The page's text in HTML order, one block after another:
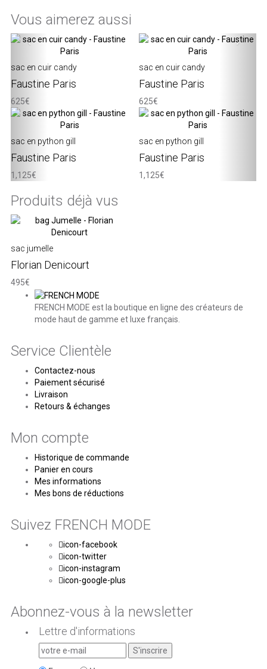
Vous aimerez aussi
‹ ›
sac en cuir candy
Faustine Paris
625€
sac en cuir candy
Faustine Paris
625€
sac en python gill
Faustine Paris
1,125€
sac en python gill
Faustine Paris
1,125€
Produits déjà vus
sac jumelle
Florian Denicourt
495€
FRENCH MODE est la boutique en ligne des créateurs de
mode haut de gamme et luxe français.
Service Clientèle
Contactez-nous
Paiement sécurisé
Livraison
Retours & échanges
Mon compte
Historique de commande
Panier en cours
Mes informations
Mes bons de réductions
Suivez FRENCH MODE
icon-facebook
icon-twitter
icon-instagram
icon-google-plus
Abonnez-vous à la newsletter
Lettre d'informations